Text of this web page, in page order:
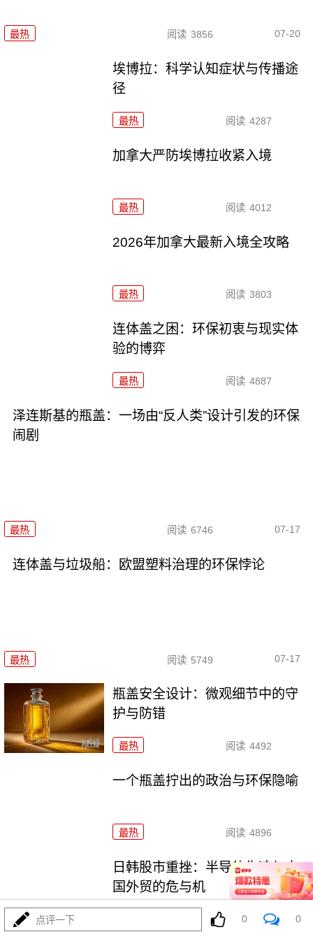
最热 阅读 3856 07-20
埃博拉：科学认知症状与传播途
径
最热 阅读 4287
加拿大严防埃博拉收紧入境
最热 阅读 4012
2026年加拿大最新入境全攻略
最热 阅读 3803
连体盖之困：环保初衷与现实体
验的博弈
最热 阅读 4887
泽连斯基的瓶盖：一场由“反人类”设计引发的环保
闹剧
最热 阅读 6746 07-17
连体盖与垃圾船：欧盟塑料治理的环保悖论
最热 阅读 5749 07-17
瓶盖安全设计：微观细节中的守
护与防错
最热 阅读 4492
一个瓶盖拧出的政治与环保隐喻
最热 阅读 4896
日韩股市重挫：半导体失速与中
国外贸的危与机
阅读 6744
点评一下 0 0